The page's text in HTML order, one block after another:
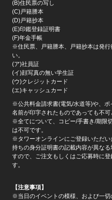
(B)住民票の写し
(C)戸籍謄本
(D)戸籍抄本
(E)印鑑登録証明書
(F)年金手帳
※住民票、戸籍謄本、戸籍抄本は発
い。
(ア)社員証
(イ)顔写真の無い学生証
(ウ)クレジットカード
(エ)キャッシュカード
※公共料金請求書(電気/水道等)や、ポ
名前が印字されたものであっても不可
※全てについて、コピー/手書き/期限
は不可です。
※タワーオンラインにご登録いただ
持ちの身分証明書の記載内容が異な
すので、ご注文もしくはご応募時に
す。
【注意事項】
※当日のイベントの模様、および一